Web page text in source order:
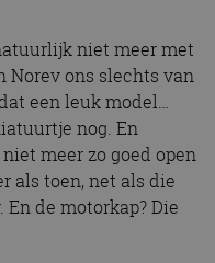
niet meer met
Norev ons slechts van
een leuk model…
nog. En
meer zo goed open
als toen, net als die
de motorkap? Die